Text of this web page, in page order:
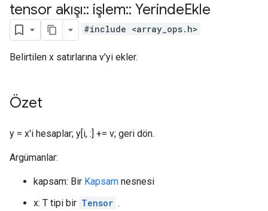
tensor akışı:: işlem:: YerindeEkle
#include <array_ops.h>
Belirtilen x satırlarına v'yi ekler.
Özet
y = x'i hesaplar; y[i, :] += v; geri dön.
Argümanlar:
kapsam: Bir Kapsam nesnesi
x: T tipi bir Tensor .